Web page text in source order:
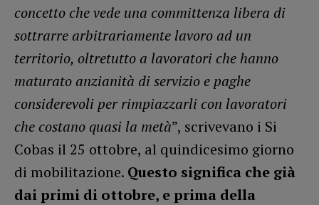
concetto che vede una committenza libera di
sottrarre arbitrariamente lavoro ad un
territorio, oltretutto a lavoratori che hanno
maturato anzianità di servizio e paghe
considerevoli per rimpiazzarli con lavoratori
che costano quasi la metà”, scrivevano i Si
Cobas il 25 ottobre, al quindicesimo giorno
di mobilitazione. Questo significa che già
dai primi di ottobre, e prima della